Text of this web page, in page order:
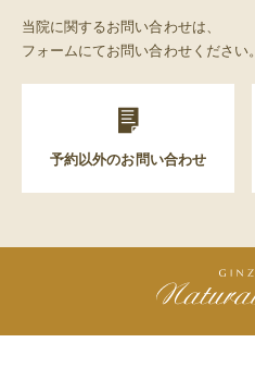
当院に関するお問い合わせは、
フォームにてお問い合わせください。
予約以外のお問い合わせ